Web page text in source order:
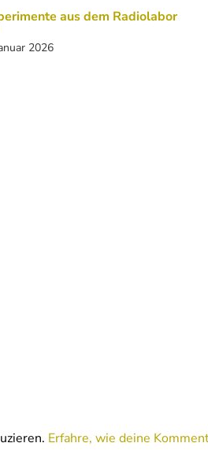
aus dem Radiolabor
2026
Erfahre, wie deine